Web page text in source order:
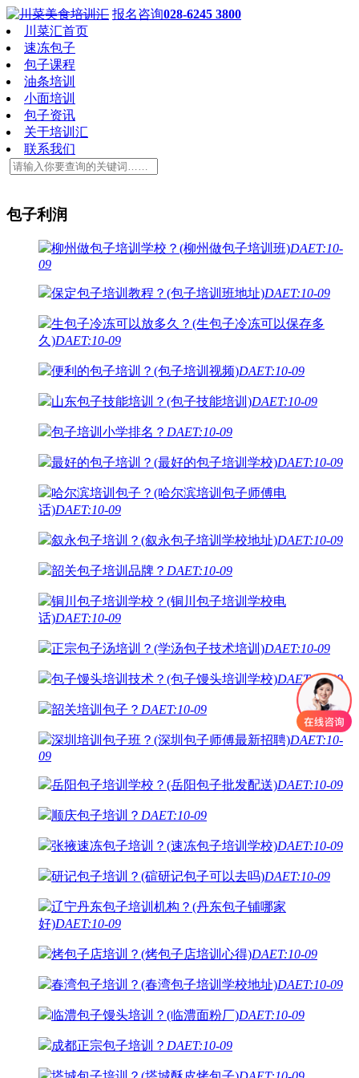
报名咨询028-6245 3800
川菜汇首页
速冻包子
包子课程
油条培训
小面培训
包子资讯
关于培训汇
联系我们
包子利润
柳州做包子培训学校？(柳州做包子培训班)DAET:10-
09
保定包子培训教程？(包子培训班地址)DAET:10-09
生包子冷冻可以放多久？(生包子冷冻可以保存多
久)DAET:10-09
便利的包子培训？(包子培训视频)DAET:10-09
山东包子技能培训？(包子技能培训)DAET:10-09
包子培训小学排名？ DAET:10-09
最好的包子培训？(最好的包子培训学校)DAET:10-09
哈尔滨培训包子？(哈尔滨培训包子师傅电
话)DAET:10-09
叙永包子培训？(叙永包子培训学校地址)DAET:10-09
韶关包子培训品牌？ DAET:10-09
铜川包子培训学校？(铜川包子培训学校电
话)DAET:10-09
正宗包子汤培训？(学汤包子技术培训)DAET:10-09
包子馒头培训技术？(包子馒头培训学校)DAET:10-09
韶关培训包子？ DAET:10-09
深圳培训包子班？(深圳包子师傅最新招聘)DAET:10-
09
岳阳包子培训学校？(岳阳包子批发配送)DAET:10-09
顺庆包子培训？ DAET:10-09
张掖速冻包子培训？(速冻包子培训学校)DAET:10-09
研记包子培训？(碹研记包子可以去吗)DAET:10-09
辽宁丹东包子培训机构？(丹东包子铺哪家
好)DAET:10-09
烤包子店培训？(烤包子店培训心得)DAET:10-09
春湾包子培训？(春湾包子培训学校地址)DAET:10-09
临澧包子馒头培训？(临澧面粉厂)DAET:10-09
成都正宗包子培训？ DAET:10-09